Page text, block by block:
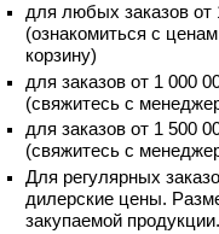
для любых заказов от
(ознакомиться с
корзину)
для заказов от 1 000
(свяжитесь с
для заказов от 1 500
(свяжитесь с
Для регулярных
дилерские цены.
закупаемой продукции.